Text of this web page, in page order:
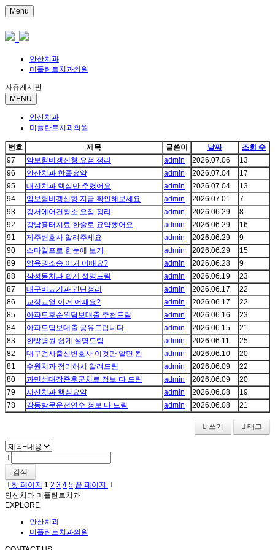
Menu
안산치과
미플란트치과의원
자유게시판
MENU
안산치과
미플란트치과의원
번호 제목 글쓴이 날짜
조회 수
97
암보험비갱신형 요점 정리 admin 2026.07.06
13
96
안산치과 한줄요약 admin 2026.07.04
17
95
대전치과 핵심만 추렸어요 admin 2026.07.04
13
94
암보험비갱신형 지금 확인해보세요 admin 2026.07.01
7
93
강서에어컨청소 요점 정리 admin 2026.06.29
8
92
강남흉터치료 한줄로 요약했어요 admin 2026.06.29
16
91
제주변호사 알려주세요 admin 2026.06.29
9
90
스마일프로 한눈에 보기 admin 2026.06.29
15
89
양육권소송 이거 어때요? admin 2026.06.28
9
88
삼성동치과 쉽게 설명드림 admin 2026.06.19
23
87
대구비뇨기과 간단정리 admin 2026.06.17
22
86
교정교열 이거 어때요? admin 2026.06.17
22
85
아파트후순위담보대출 추천드림 admin 2026.06.16
23
84
아파트담보대출 공유드립니다 admin 2026.06.15
21
83
한방병원 쉽게 설명드림 admin 2026.06.11
25
82
대구검사출신변호사 이것만 알면 됨 admin 2026.06.10
20
81
수원치과 정리해서 알려드림 admin 2026.06.09
22
80
과민성대장증후군치료 정보 다 드림 admin 2026.06.09
20
79
서산치과 핵심요약 admin 2026.06.08
19
78
강동방문운전연수 정보 다 드림 admin 2026.06.08 21
쓰기 태그
검색
첫 페이지 1 2 3 4 5 끝 페이지
안산치과 미플란트치과
EXPLORE
안산치과
미플란트치과의원